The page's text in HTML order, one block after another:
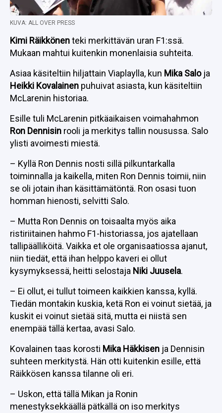
KUVA: ALL OVER PRESS
Kimi Räikkönenteki merkittävän uran F1:ssä.
Mukaan mahtui kuitenkin monenlaisia suhteita.
Asiaa käsiteltiin hiljattain Viaplaylla, kun Mika Saloja
Heikki Kovalainen puhuivat asiasta, kun käsiteltiin
McLarenin historiaa.
Esille tuli McLarenin pitkäaikaisen voimahahmon
Ron Dennisin rooli ja merkitys tallin nousussa. Salo
ylisti avoimesti miestä.
– Kyllä Ron Dennis nosti sillä pilkuntarkalla
toiminnalla ja kaikella, miten Ron Dennis toimii, niin
se oli jotain ihan käsittämätöntä. Ron osasi tuon
homman hienosti, selvitti Salo.
– Mutta Ron Dennis on toisaalta myös aika
ristiriitainen hahmo F1-historiassa, jos ajatellaan
tallipäälliköitä. Vaikka et ole organisaatiossa ajanut,
niin tiedät, että ihan helppo kaveri ei ollut
kysymyksessä, heitti selostaja Niki Juusela.
– Ei ollut, ei tullut toimeen kaikkien kanssa, kyllä.
Tiedän montakin kuskia, ketä Ron ei voinut sietää, ja
kuskit ei voinut sietää sitä, mutta ei niistä sen
enempää tällä kertaa, avasi Salo.
Kovalainen taas korosti Mika Häkkisen ja Dennisin
suhteen merkitystä. Hän otti kuitenkin esille, että
Räikkösen kanssa tilanne oli eri.
– Uskon, että tällä Mikan ja Ronin
menestyksekkäällä pätkällä on iso merkitys